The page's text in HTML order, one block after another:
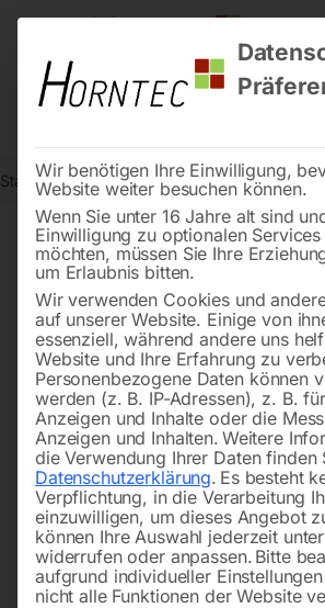
Start Metallbearbeitung Metallkreissägen
Wir benötigen Ihre Einwilligung,
Website weiter besuchen können.
Wenn Sie unter 16 Jahre alt sind
Einwilligung zu optionalen
möchten, müssen Sie Ihre
um Erlaubnis bitten.
Wir verwenden Cookies und
auf unserer Website. Einige von
essenziell, während andere uns
Website und Ihre Erfahrung zu
Personenbezogene Daten können
werden (z. B. IP-Adressen), z. B.
Anzeigen und Inhalte oder die
Anzeigen und Inhalten. Weitere
die Verwendung Ihrer Daten finden
Datenschutzerklärung. Es besteht
Verpflichtung, in die Verarbeitung
einzuwilligen, um dieses Angebot
können Ihre Auswahl jederzeit unter
widerrufen oder anpassen. Bitte
aufgrund individueller
nicht alle Funktionen der Website